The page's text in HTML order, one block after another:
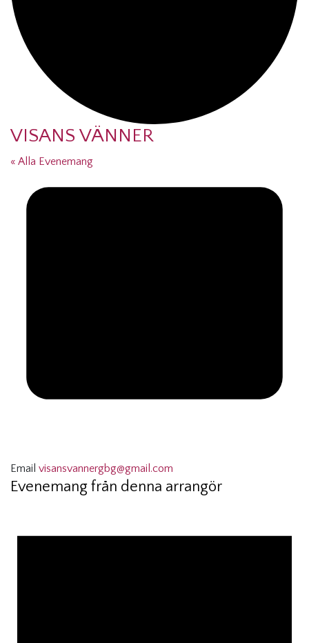
VISANS VÄNNER
« Alla Evenemang
Email visansvannergbg@gmail.com
Evenemang från denna arrangör